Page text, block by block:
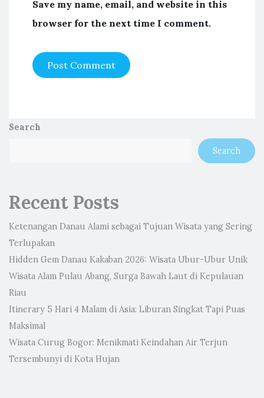
Save my name, email, and website in this
browser for the next time I comment.
Search
Search
Recent Posts
Ketenangan Danau Alami sebagai Tujuan Wisata yang Sering
Terlupakan
Hidden Gem Danau Kakaban 2026: Wisata Ubur-Ubur Unik
Wisata Alam Pulau Abang, Surga Bawah Laut di Kepulauan
Riau
Itinerary 5 Hari 4 Malam di Asia: Liburan Singkat Tapi Puas
Maksimal
Wisata Curug Bogor: Menikmati Keindahan Air Terjun
Tersembunyi di Kota Hujan